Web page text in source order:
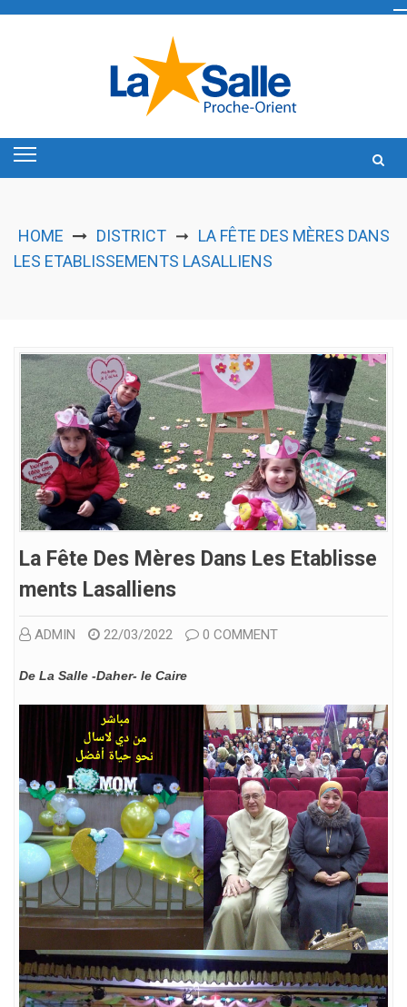
HOME DISTRICT ➞ LA FÊTE DES MÈRES DANS
LES ETABLISSEMENTS LASALLIENS
La Fête Des Mères Dans Les Etablisse
Ments Lasalliens
ADMIN 22/03/2022 0 COMMENT
De La Salle -Daher- le Caire